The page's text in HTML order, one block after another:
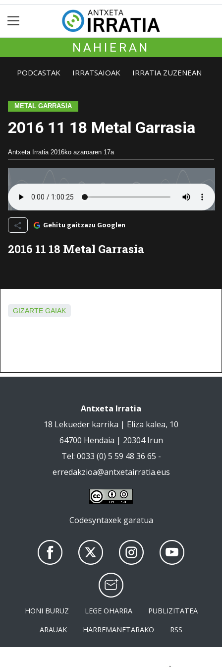
NAHIERAN
PODCASTAK IRRATSAIOAK IRRATIA ZUZENEAN
METAL GARRASIA
2016 11 18 Metal Garrasia
Antxeta Irratia 2016ko azaroaren 17a
Gehitu gaitzazu Googlen
2016 11 18 Metal Garrasia
GIZARTE GAIAK
Antxeta Irratia
18 Lekueder karrika | Eliza kalea, 10
64700 Hendaia | 20304 Irun
Tel: 0033 (0) 5 59 48 36 65 -
erredakzioa@antxetairratia.eus
Codesyntaxek garatua
HONI BURUZ LEGE OHARRA
PUBLIZITATEA
ARAUAK
HARREMANETARAKO RSS